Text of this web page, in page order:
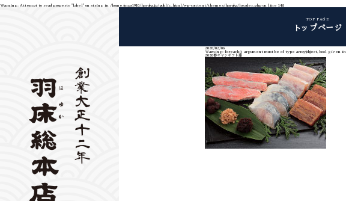
Warning: Attempt to read property "label" on string in /home/mps1910/hayuka.jp/public_html/wp-content/themes/hayuka/header.php on line 148
TOP PAGE
トップページ
2020/02/06
Warning: foreach() argument must be of type array|object, bool given in
2020春キャンギフト華